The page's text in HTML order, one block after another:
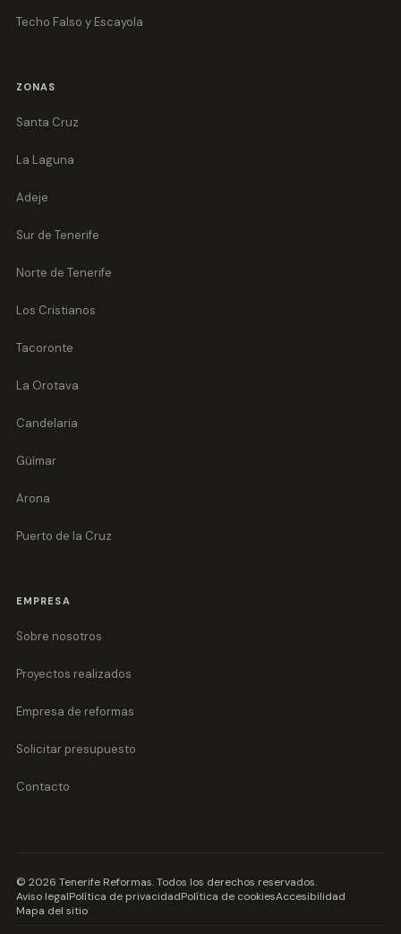
Techo Falso y Escayola
ZONAS
Santa Cruz
La Laguna
Adeje
Sur de Tenerife
Norte de Tenerife
Los Cristianos
Tacoronte
La Orotava
Candelaria
Güímar
Arona
Puerto de la Cruz
EMPRESA
Sobre nosotros
Proyectos realizados
Empresa de reformas
Solicitar presupuesto
Contacto
© 2026 Tenerife Reformas. Todos los derechos reservados.
Aviso legalPolítica de privacidadPolítica de cookiesAccesibilidad
Mapa del sitio